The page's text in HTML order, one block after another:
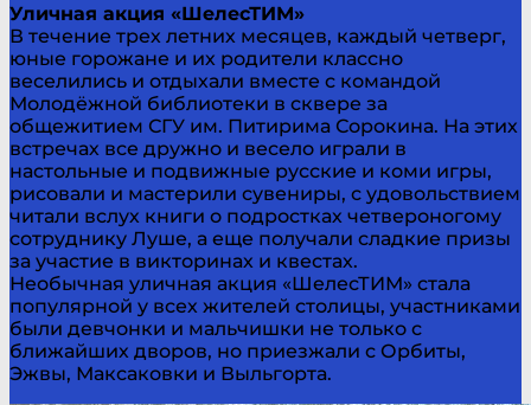
Уличная акция «ШелесТИМ»
В течение трех летних месяцев, каждый четверг,
юные горожане и их родители классно
веселились и отдыхали вместе с командой
Молодёжной библиотеки в сквере за
общежитием СГУ им. Питирима Сорокина. На этих
встречах все дружно и весело играли в
настольные и подвижные русские и коми игры,
рисовали и мастерили сувениры, с удовольствием
читали вслух книги о подростках четвероногому
сотруднику Луше, а еще получали сладкие призы
за участие в викторинах и квестах.
Необычная уличная акция «ШелесТИМ» стала
популярной у всех жителей столицы, участниками
были девчонки и мальчишки не только с
ближайших дворов, но приезжали с Орбиты,
Эжвы, Максаковки и Выльгорта.